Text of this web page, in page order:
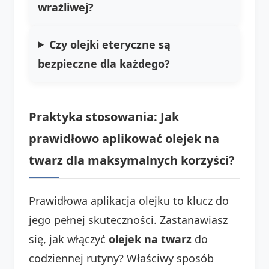
wrażliwej?
Czy olejki eteryczne są
bezpieczne dla każdego?
Praktyka stosowania: Jak
prawidłowo aplikować olejek na
twarz dla maksymalnych korzyści?
Prawidłowa aplikacja olejku to klucz do
jego pełnej skuteczności. Zastanawiasz
się, jak włączyć olejek na twarz do
codziennej rutyny? Właściwy sposób